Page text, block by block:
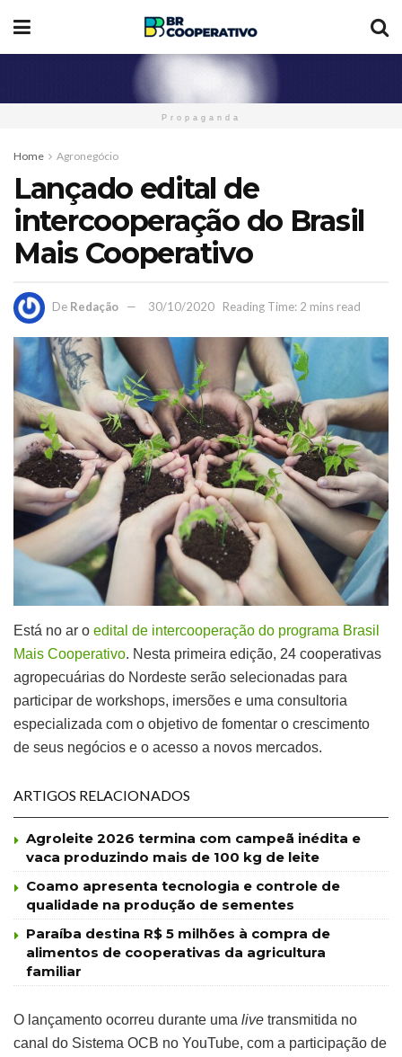
Propaganda
Home Agronegócio
Lançado edital de
intercooperação do Brasil
Mais Cooperativo
De Redação 30/10/2020 Reading Time: 2 mins read
Está no ar o edital de intercooperação do programa Brasil
Mais Cooperativo. Nesta primeira edição, 24 cooperativas
agropecuárias do Nordeste serão selecionadas para
participar de workshops, imersões e uma consultoria
especializada com o objetivo de fomentar o crescimento
de seus negócios e o acesso a novos mercados.
ARTIGOS RELACIONADOS
Agroleite 2026 termina com campeã inédita e
vaca produzindo mais de 100 kg de leite
Coamo apresenta tecnologia e controle de
qualidade na produção de sementes
Paraíba destina R$ 5 milhões à compra de
alimentos de cooperativas da agricultura
familiar
O lançamento ocorreu durante uma live transmitida no
canal do Sistema OCB no YouTube, com a participação de